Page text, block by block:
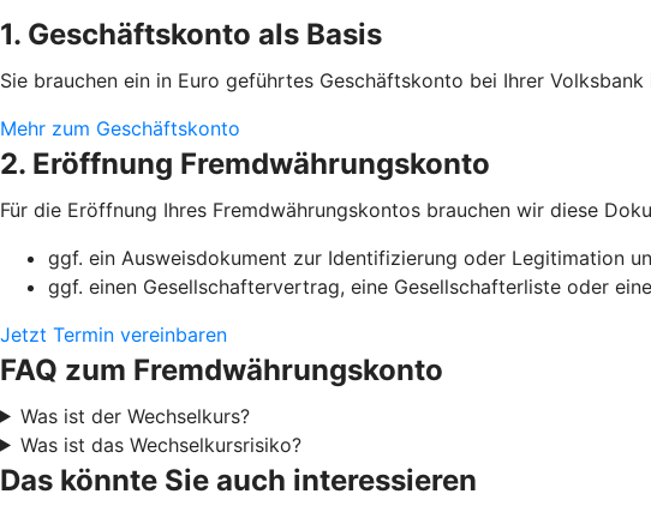
1. Geschäftskonto als Basis
Sie brauchen ein in Euro geführtes Geschäftskonto bei Ihrer
Mehr zum Geschäftskonto
2. Eröffnung Fremdwährungskonto
Für die Eröffnung Ihres Fremdwährungskontos brauchen wir diese
ggf. ein Ausweisdokument zur Identifizierung oder Legitimation
ggf. einen Gesellschaftervertrag, eine Gesellschafterliste oder
Jetzt Termin vereinbaren
FAQ zum Fremdwährungskonto
Was ist der Wechselkurs?
Was ist das Wechselkursrisiko?
Das könnte Sie auch interessieren